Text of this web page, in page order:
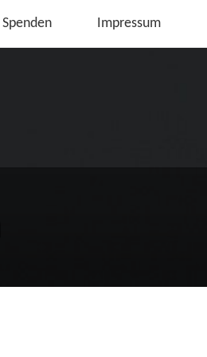
Spenden Impressum